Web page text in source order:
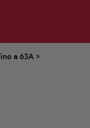
a 63A >